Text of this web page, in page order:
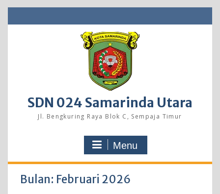
to
SDN 024 Samarinda Utara
Jl. Bengkuring Raya Blok C, Sempaja Timur
Menu
Bulan: Februari 2026